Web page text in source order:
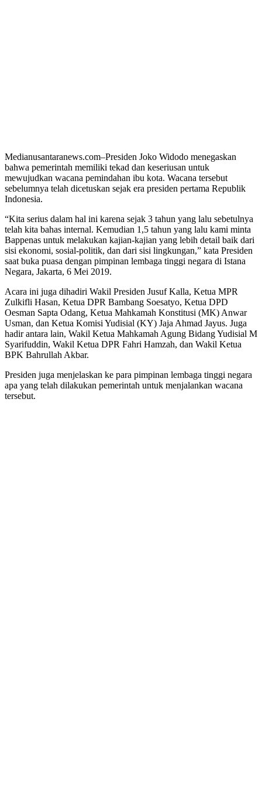
Medianusantaranews.com–Presiden Joko Widodo menegaskan
bahwa pemerintah memiliki tekad dan keseriusan untuk
mewujudkan wacana pemindahan ibu kota. Wacana tersebut
sebelumnya telah dicetuskan sejak era presiden pertama Republik
Indonesia.
“Kita serius dalam hal ini karena sejak 3 tahun yang lalu sebetulnya
telah kita bahas internal. Kemudian 1,5 tahun yang lalu kami minta
Bappenas untuk melakukan kajian-kajian yang lebih detail baik dari
sisi ekonomi, sosial-politik, dan dari sisi lingkungan,” kata Presiden
saat buka puasa dengan pimpinan lembaga tinggi negara di Istana
Negara, Jakarta, 6 Mei 2019.
Acara ini juga dihadiri Wakil Presiden Jusuf Kalla, Ketua MPR
Zulkifli Hasan, Ketua DPR Bambang Soesatyo, Ketua DPD
Oesman Sapta Odang, Ketua Mahkamah Konstitusi (MK) Anwar
Usman, dan Ketua Komisi Yudisial (KY) Jaja Ahmad Jayus. Juga
hadir antara lain, Wakil Ketua Mahkamah Agung Bidang Yudisial M
Syarifuddin, Wakil Ketua DPR Fahri Hamzah, dan Wakil Ketua
BPK Bahrullah Akbar.
Presiden juga menjelaskan ke para pimpinan lembaga tinggi negara
apa yang telah dilakukan pemerintah untuk menjalankan wacana
tersebut.